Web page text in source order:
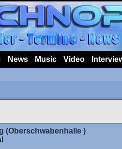
News Music Video
(Oberschwabenhalle )